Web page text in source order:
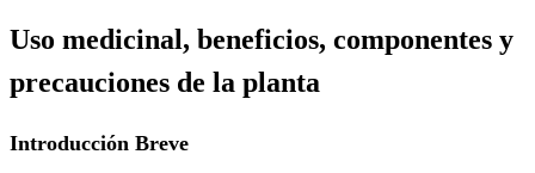
Uso medicinal, beneficios, componentes y
precauciones de la planta
Introducción Breve